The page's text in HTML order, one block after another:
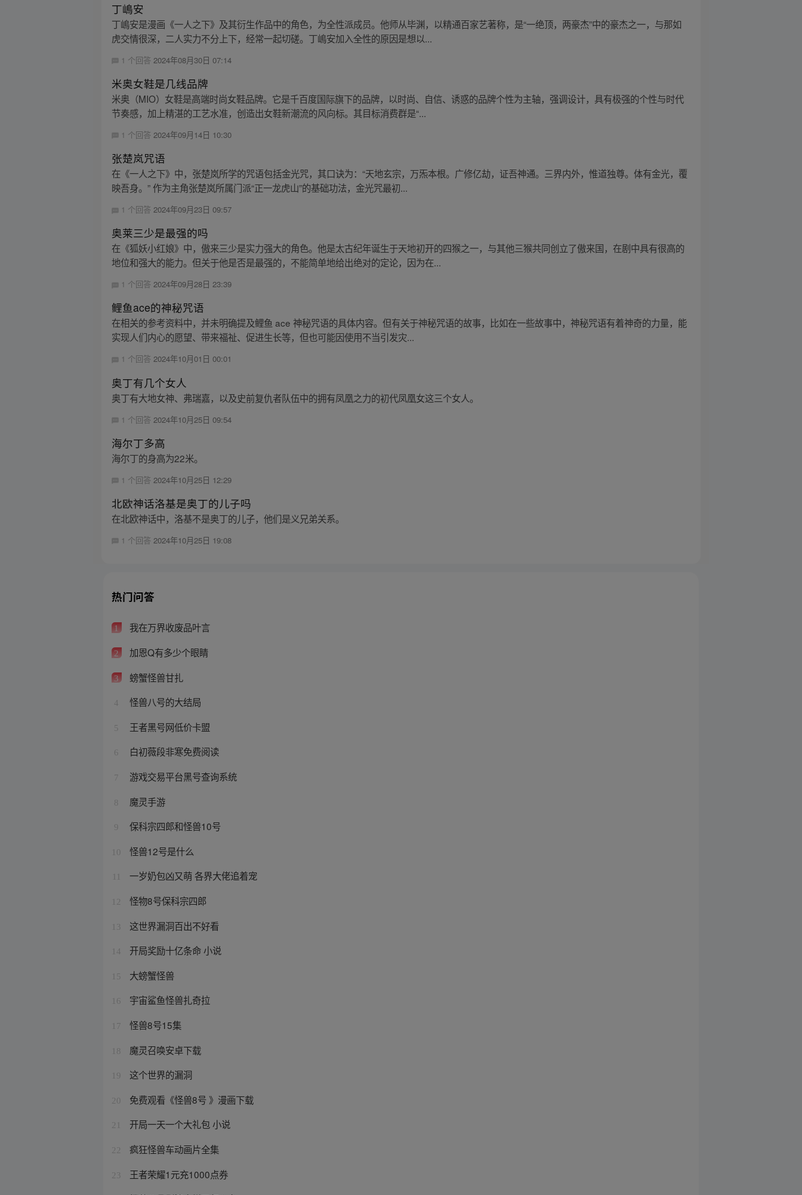
丁嶋安
丁嶋安是漫画《一人之下》及其衍生作品中的角色，为全性派成员。他师从毕渊，以精通百家艺著称，是“一绝顶，两豪杰”中的豪杰之一，与那如
虎交情很深，二人实力不分上下，经常一起切磋。丁嶋安加入全性的原因是想以...
1 个回答 2024年08月30日 07:14
米奥女鞋是几线品牌
米奥（MIO）女鞋是高端时尚女鞋品牌。它是千百度国际旗下的品牌，以时尚、自信、诱惑的品牌个性为主轴，强调设计，具有极强的个性与时代
节奏感，加上精湛的工艺水准，创造出女鞋新潮流的风向标。其目标消费群是“...
1 个回答 2024年09月14日 10:30
张楚岚咒语
在《一人之下》中，张楚岚所学的咒语包括金光咒，其口诀为：“天地玄宗，万炁本根。广修亿劫，证吾神通。三界内外，惟道独尊。体有金光，覆
映吾身。” 作为主角张楚岚所属门派“正一龙虎山”的基础功法，金光咒最初...
1 个回答2024年09月23日 09:57
奥莱三少是最强的吗
在《狐妖小红娘》中，傲来三少是实力强大的角色。他是太古纪年诞生于天地初开的四猴之一，与其他三猴共同创立了傲来国，在剧中具有很高的
地位和强大的能力。但关于他是否是最强的，不能简单地给出绝对的定论，因为在...
1 个回答2024年09月28日 23:39
鲤鱼ace的神秘咒语
在相关的参考资料中，并未明确提及鲤鱼 ace 神秘咒语的具体内容。但有关于神秘咒语的故事，比如在一些故事中，神秘咒语有着神奇的力量，能
实现人们内心的愿望、带来福祉、促进生长等，但也可能因使用不当引发灾...
1 个回答2024年10月01日 00:01
奥丁有几个女人
奥丁有大地女神、弗瑞嘉，以及史前复仇者队伍中的拥有凤凰之力的初代凤凰女这三个女人。
1 个回答 2024年10月25日 09:54
海尔丁多高
海尔丁的身高为22米。
1 个回答 2024年10月25日 12:29
北欧神话洛基是奥丁的儿子吗
在北欧神话中，洛基不是奥丁的儿子，他们是义兄弟关系。
1 个回答2024年10月25日 19:08
热门问答
1 我在万界收废品叶言
2 加恩Q有多少个眼睛
3 螃蟹怪兽甘扎
4 怪兽八号的大结局
5 王者黑号网低价卡盟
6 白初薇段非寒免费阅读
7 游戏交易平台黑号查询系统
8 魔灵手游
9 保科宗四郎和怪兽10号
10 怪兽12号是什么
一岁奶包凶又萌 各界大佬追着宠
12 怪物8号保科宗四郎
13 这世界漏洞百出不好看
14 开局奖励十亿条命 小说
15 大螃蟹怪兽
16 宇宙鲨鱼怪兽扎奇拉
17 怪兽8号15集
18 魔灵召唤安卓下载
19 这个世界的漏洞
20 免费观看《怪兽8号 》漫画下载
21 开局一天一个大礼包 小说
22 疯狂怪兽车动画片全集
23 王者荣耀1元充1000点券